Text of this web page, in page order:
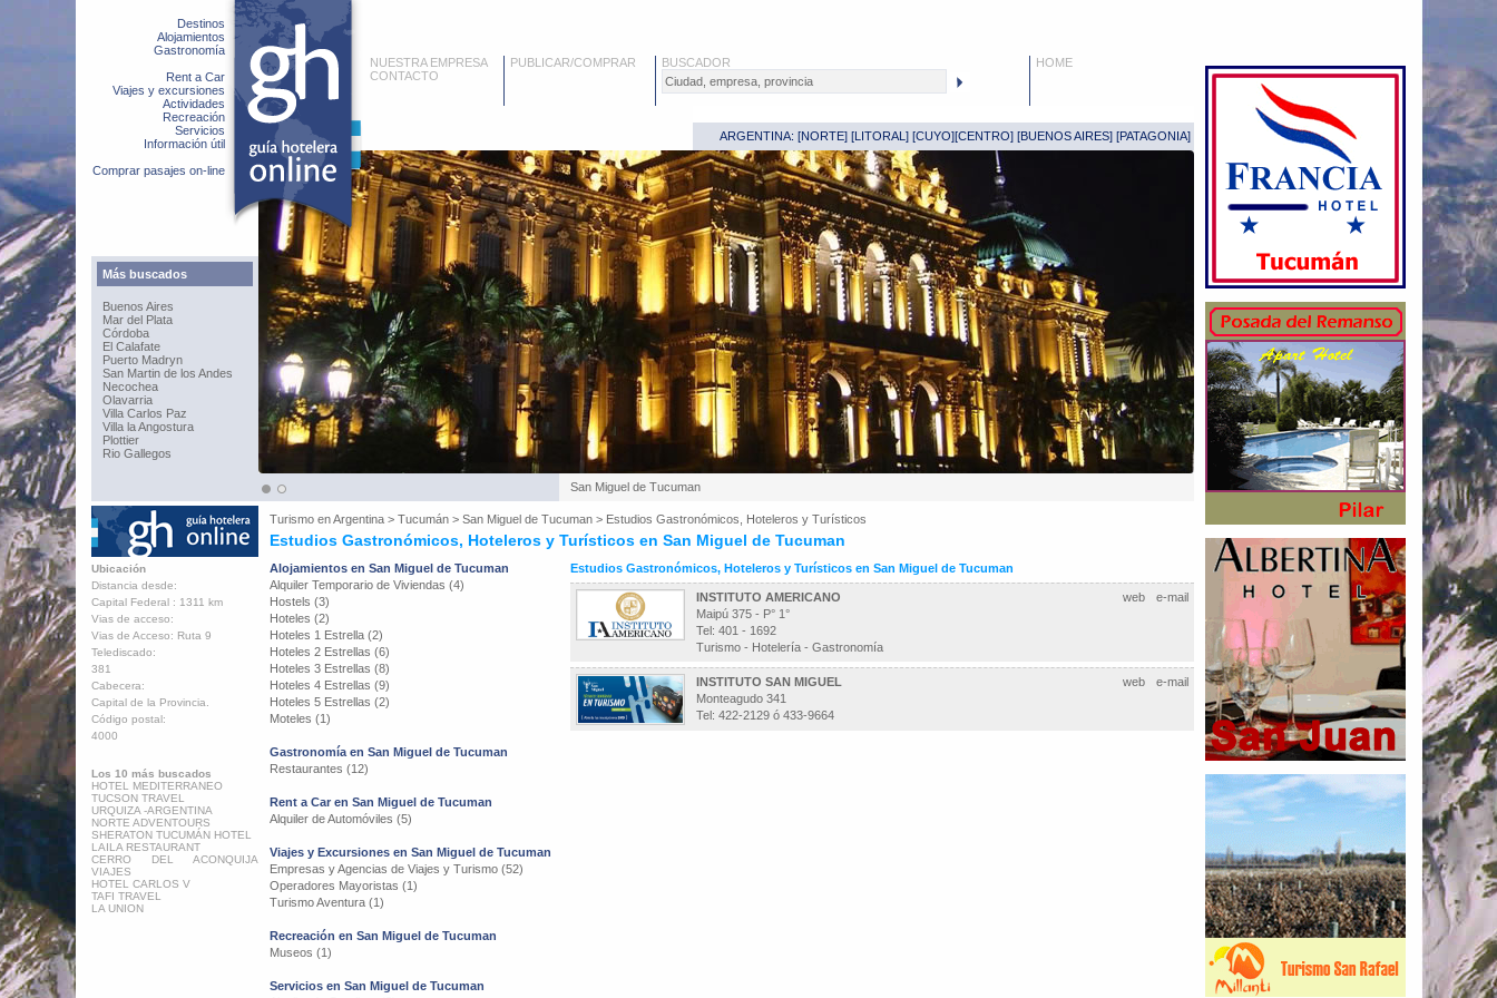
Destinos
Alojamientos
Gastronomía
Rent a Car
Viajes y excursiones
Actividades
Recreación
Servicios
Información útil
Comprar pasajes on-line
Más buscados
Buenos Aires
Mar del Plata
Córdoba
El Calafate
Puerto Madryn
San Martin de los Andes
Necochea
Olavarria
Villa Carlos Paz
Villa la Angostura
Plottier
Rio Gallegos
NUESTRA EMPRESA
CONTACTO
PUBLICAR/COMPRAR BUSCADOR HOME
ARGENTINA: [NORTE] [LITORAL ] [CUYO][CENTRO] [BUENOS AIRES] [PATAGONIA]
San Miguel de Tucuman
Turismo enArgentina > Tucumán > San Miguel de Tucuman > Estudios Gastronómicos, Hoteleros y Turísticos
Estudios Gastronómicos, Hoteleros y Turísticos en San Miguel de Tucuman
Ubicación
Distancia desde:
Capital Federal : 1311 km
Vias de acceso:
Vias de Acceso: Ruta 9
Telediscado:
381
Cabecera:
Capital de la Provincia.
Código postal:
4000
Los 10 más buscados
HOTEL MEDITERRANEO
TUCSON TRAVEL
URQUIZA -ARGENTINA
NORTE ADVENTOURS
SHERATON TUCUMÁN HOTEL
LAILA RESTAURANT
CERRO DEL ACONQUIJA
VIAJES
HOTEL CARLOS V
TAFI TRAVEL
LA UNION
Alojamientos en San Miguel de Tucuman
Alquiler Temporario de Viviendas (4)
Hostels (3)
Hoteles (2)
Hoteles 1 Estrella (2)
Hoteles 2 Estrellas (6)
Hoteles 3 Estrellas (8)
Hoteles 4 Estrellas (9)
Hoteles 5 Estrellas (2)
Moteles (1)
Gastronomía en San Miguel de Tucuman
Restaurantes (12)
Rent a Car en San Miguel de Tucuman
Alquiler de Automóviles (5)
Viajes y Excursiones en San Miguel de Tucuman
Empresas y Agencias de Viajes y Turismo (52)
Operadores Mayoristas (1)
Turismo Aventura (1)
Recreación en San Miguel de Tucuman
Museos (1)
Servicios en San Miguel de Tucuman
Estudios Gastronómicos, Hoteleros y Turísticos en San Miguel de Tucuman
e-mail
web
INSTITUTO AMERICANO
Maipú 375 - P° 1°
Tel: 401 - 1692
Turismo - Hotelería - Gastronomía
e-mail
web
INSTITUTO SAN MIGUEL
Monteagudo 341
Tel: 422-2129 ó 433-9664